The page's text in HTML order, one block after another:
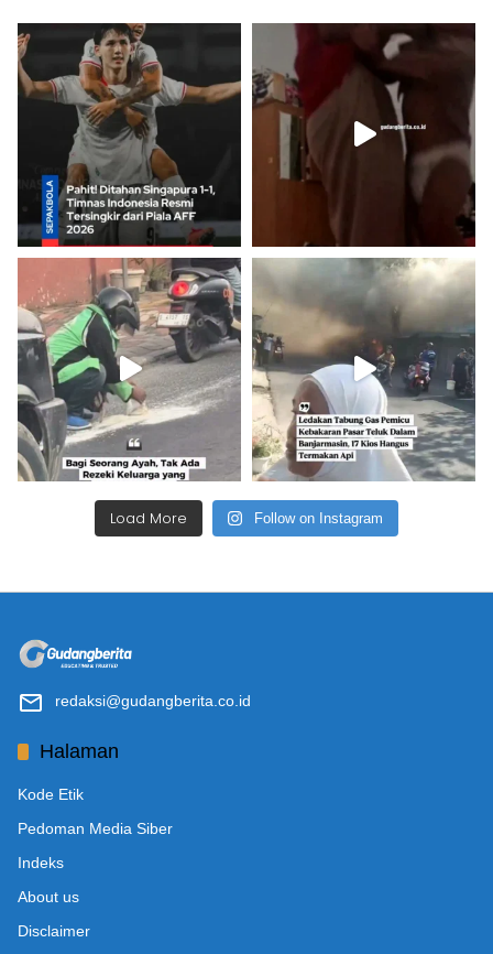
Load More Follow on Instagram
redaksi@gudangberita.co.id
Halaman
Kode Etik
Pedoman Media Siber
Indeks
About us
Disclaimer